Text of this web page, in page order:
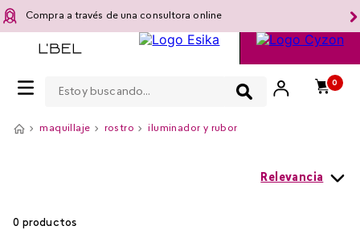
Compra a través de una consultora online
0
maquillaje rostro iluminador y rubor
Relevancia
0 productos